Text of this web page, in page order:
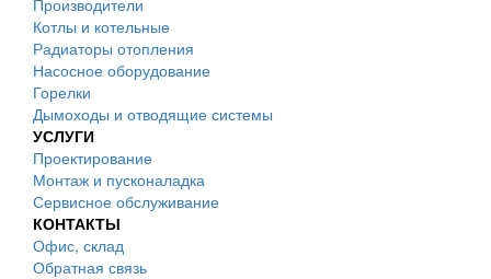
Производители
Котлы и котельные
Радиаторы отопления
Насосное оборудование
Горелки
Дымоходы и отводящие системы
УСЛУГИ
Проектирование
Монтаж и пусконаладка
Сервисное обслуживание
КОНТАКТЫ
Офис, склад
Обратная связь